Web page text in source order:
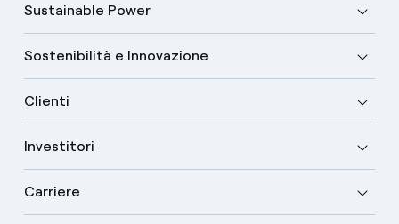
Sustainable Power
Sostenibilità e Innovazione
Clienti
Investitori
Carriere